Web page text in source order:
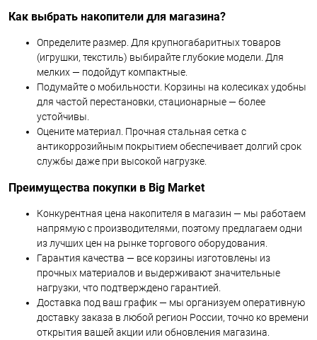
Как выбрать накопители для магазина?
Определите размер. Для крупногабаритных товаров
(игрушки, текстиль) выбирайте глубокие модели. Для
мелких — подойдут компактные.
Подумайте о мобильности. Корзины на колесиках удобны
для частой перестановки, стационарные — более
устойчивы.
Оцените материал. Прочная стальная сетка с
антикоррозийным покрытием обеспечивает долгий срок
службы даже при высокой нагрузке.
Преимущества покупки в Big Market
Конкурентная цена накопителя в магазин — мы работаем
напрямую с производителями, поэтому предлагаем одни
из лучших цен на рынке торгового оборудования.
Гарантия качества — все корзины изготовлены из
прочных материалов и выдерживают значительные
нагрузки, что подтверждено гарантией.
Доставка под ваш график — мы организуем оперативную
доставку заказа в любой регион России, точно ко времени
открытия вашей акции или обновления магазина.